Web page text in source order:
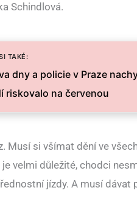
Schindlová.
TAKÉ:
dny a policie v Praze
riskovalo na červenou
Musí si všímat dění ve
velmi důležité, chodci
jízdy. A musí dávat